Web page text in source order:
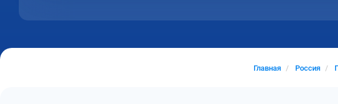
Главная Россия